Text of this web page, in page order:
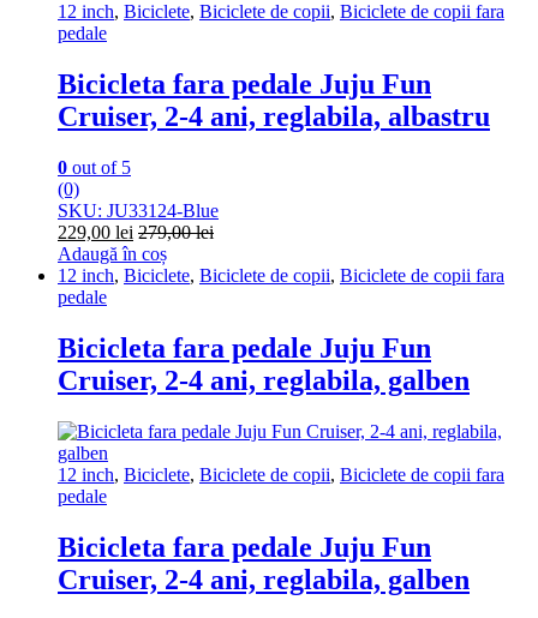
12 inch, Biciclete, Biciclete de copii, Biciclete de copii fara
pedale
Bicicleta fara pedale Juju Fun
Cruiser, 2-4 ani, reglabila, albastru
0 out of 5
(0)
SKU: JU33124-Blue
229,00 lei 279,00lei
Adaugă în coș
12 inch, Biciclete, Biciclete de copii, Biciclete de copii fara
pedale
Bicicleta fara pedale Juju Fun
Cruiser, 2-4 ani, reglabila, galben
12 inch, Biciclete, Biciclete de copii, Biciclete de copii fara
pedale
Bicicleta fara pedale Juju Fun
Cruiser, 2-4 ani, reglabila, galben